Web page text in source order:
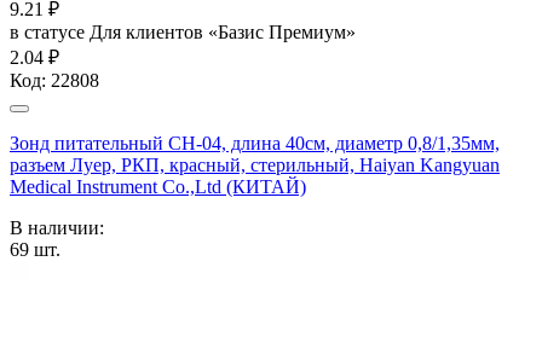
9.21 ₽
в статусе Для клиентов «Базис Премиум»
2.04 ₽
Код: 22808
Зонд питательный CH-04, длина 40см, диаметр 0,8/1,35мм,
разъем Луер, РКП, красный, стерильный, Haiyan Kangyuan
Medical Instrument Co.,Ltd (КИТАЙ)
В наличии:
69 шт.